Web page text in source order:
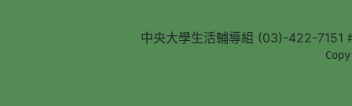
中央大學生活輔導組 (03)-422-7151